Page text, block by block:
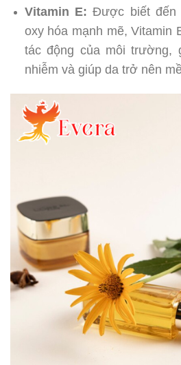
Vitamin E: Được biết đến
oxy hóa mạnh mẽ, Vitamin
tác động của môi trường,
nhiễm và giúp da trở nên